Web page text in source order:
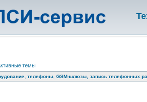
темы
телефоны, GSM-шлюзы, запись телефонных